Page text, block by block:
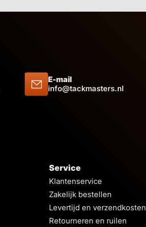
E-mail
info@tackmasters.nl
Service
Klantenservice
Zakelijk bestellen
Levertijd en verzendkosten
Retourneren en ruilen